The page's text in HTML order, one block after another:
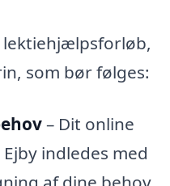
lektiehjælpsforløb,
som bør følges:
– Dit online
indledes med